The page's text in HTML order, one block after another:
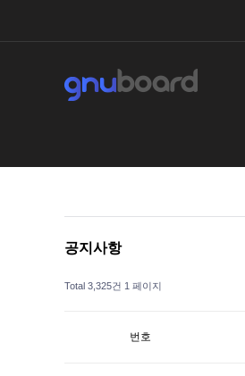
공지사항
Total 3,325건 1 페이지
번호